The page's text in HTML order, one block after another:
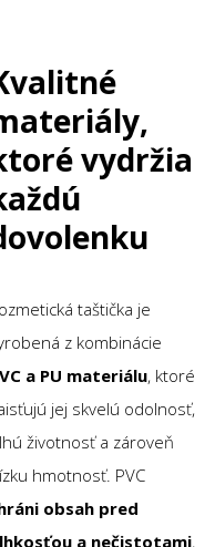
vydržia
taštička je
z kombinácie
a PU materiálu, ktoré
jej skvelú odolnosť,
životnosť a zároveň
hmotnosť. PVC
obsah pred
a nečistotami,